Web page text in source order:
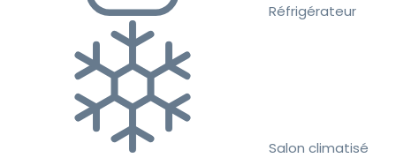
Réfrigérateur
Salon climatisé